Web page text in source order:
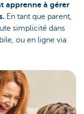
apprenne à gérer
En tant que parent,
simplicité dans
ou en ligne via